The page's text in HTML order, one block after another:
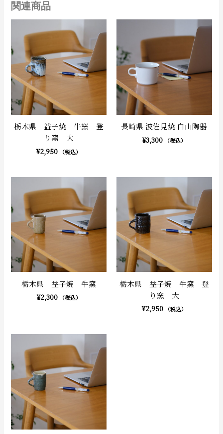
関連商品
栃木県 益子焼 牛窯 登
り窯 大
¥2,950 （税込）
長崎県 波佐見焼 白山陶器
¥3,300 （税込）
栃木県 益子焼 牛窯
¥2,300 （税込）
栃木県 益子焼 牛窯 登
り窯 大
¥2,950 （税込）